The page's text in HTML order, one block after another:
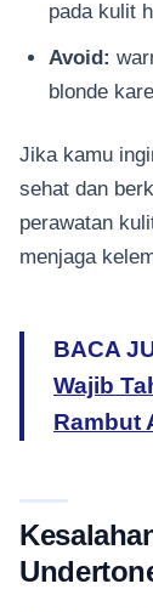
pada kulit
Avoid:
blonde
Jika kamu
sehat dan
perawatan
menjaga
BACA
Wajib
Rambut